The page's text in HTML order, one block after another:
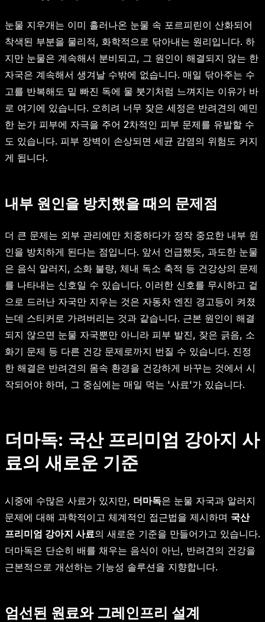
눈물 지우개는 이미 흘러나온 눈물 속 포르피린이 산화되어
착색된 부분을 물리적, 화학적으로 닦아내는 원리입니다. 하
지만 눈물은 계속해서 분비되고, 그 원인이 해결되지 않는 한
자국은 계속해서 생겨날 수밖에 없습니다. 매일 닦아주는 수
고를 반복해도 밑 빠진 독에 물 붓기처럼 느껴지는 이유가 바
로 여기에 있습니다. 오히려 너무 잦은 세정은 반려견의 예민
한 눈가 피부에 자극을 주어 2차적인 피부 문제를 유발할 수
도 있습니다. 피부 장벽이 손상되면 세균 감염의 위험도 커지
게 됩니다.
내부 원인을 방치했을 때의 문제점
더 큰 문제는 외부 관리에만 치중하다가 정작 중요한 내부 원
인을 방치하게 된다는 점입니다. 앞서 언급했듯, 과도한 눈물
은 음식 알러지, 소화 불량, 체내 독소 축적 등 건강상의 문제
를 나타내는 신호일 수 있습니다. 이러한 신호를 무시하고 겉
으로 드러난 자국만 지우는 것은 자동차 엔진 경고등이 켜졌
는데 스티커로 가려버리는 것과 같습니다. 근본 원인이 해결
되지 않으면 눈물 자국뿐만 아니라 피부 발진, 잦은 긁음, 소
화기 문제 등 다른 건강 문제로까지 번질 수 있습니다. 진정
한 해결은 반려견의 몸속 환경을 건강하게 바꾸는 것에서 시
작되어야 하며, 그 중심에는 매일 먹는 '사료'가 있습니다.
더마독: 국산 프리미엄 강아지 사
료의 새로운 기준
시중에 수많은 사료가 있지만, 더마독은 눈물 자국과 알러지
문제에 대해 과학적이고 체계적인 접근법을 제시하며 국산
프리미엄 강아지 사료의 새로운 기준을 만들어가고 있습니다.
더마독은 단순히 배를 채우는 음식이 아닌, 반려견의 건강을
근본적으로 개선하는 기능성 솔루션을 지향합니다.
엄선된 원료와 그레인프리 설계